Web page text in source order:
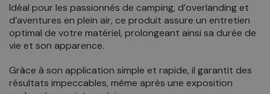
Idéal pour les passionnés de camping, d’overlanding et
d’aventures en plein air, ce produit assure un entretien
optimal de votre matériel, prolongeant ainsi sa durée de
vie et son apparence.
Grâce à son application simple et rapide, il garantit des
résultats impeccables, même après une exposition